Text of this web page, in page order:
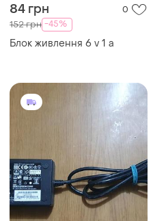
84 грн 0
152 грн -45%
Блок живлення 6 v 1 a